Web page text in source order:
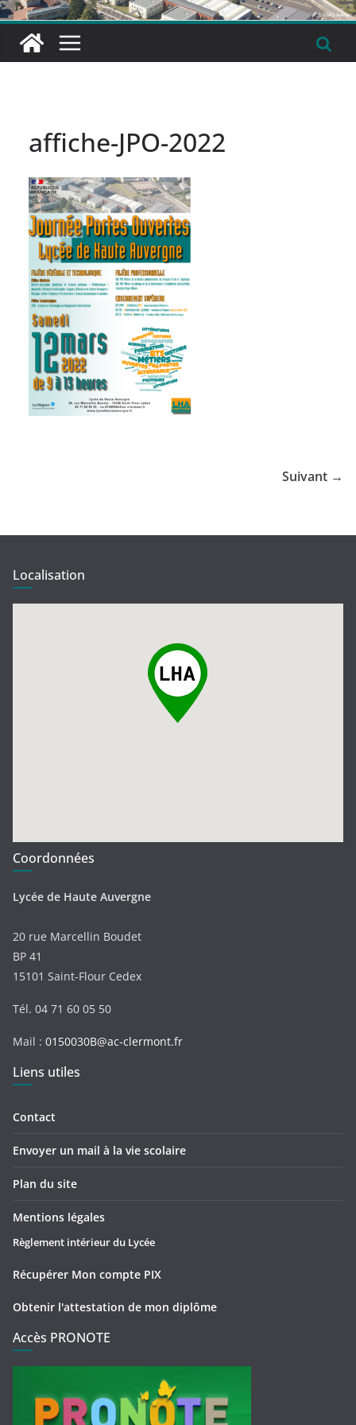
affiche-JPO-2022
Suivant →
Localisation
Coordonnées
Lycée de Haute Auvergne
20 rue Marcellin Boudet
BP 41
15101 Saint-Flour Cedex
Tél. 04 71 60 05 50
Mail : 0150030B@ac-clermont.fr
Liens utiles
Contact
Envoyer un mail à la vie scolaire
Plan du site
Mentions légales
Règlement intérieur du Lycée
Récupérer Mon compte PIX
Obtenir l'attestation de mon diplôme
Accès PRONOTE